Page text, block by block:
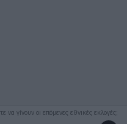
να γίνουν οι επόμενες εθνικές εκλογές;